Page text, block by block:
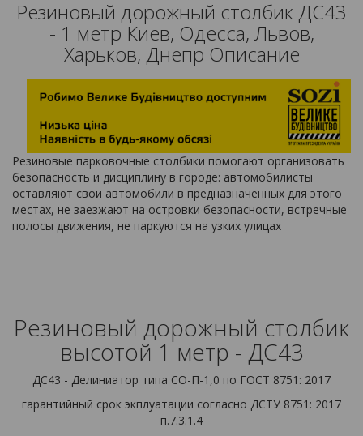
Резиновый дорожный столбик ДС43
- 1 метр Киев, Одесса, Львов,
Харьков, Днепр Описание
Резиновые парковочные столбики помогают организовать
безопасность и дисциплину в городе: автомобилисты
оставляют свои автомобили в предназначенных для этого
местах, не заезжают на островки безопасности, встречные
полосы движения, не паркуются на узких улицах
Резиновый дорожный столбик
высотой 1 метр - ДС43
ДС43 - Делиниатор типа СО-П-1,0 по ГОСТ 8751: 2017
гарантийный срок экплуатации согласно ДСТУ 8751: 2017
п.7.3.1.4